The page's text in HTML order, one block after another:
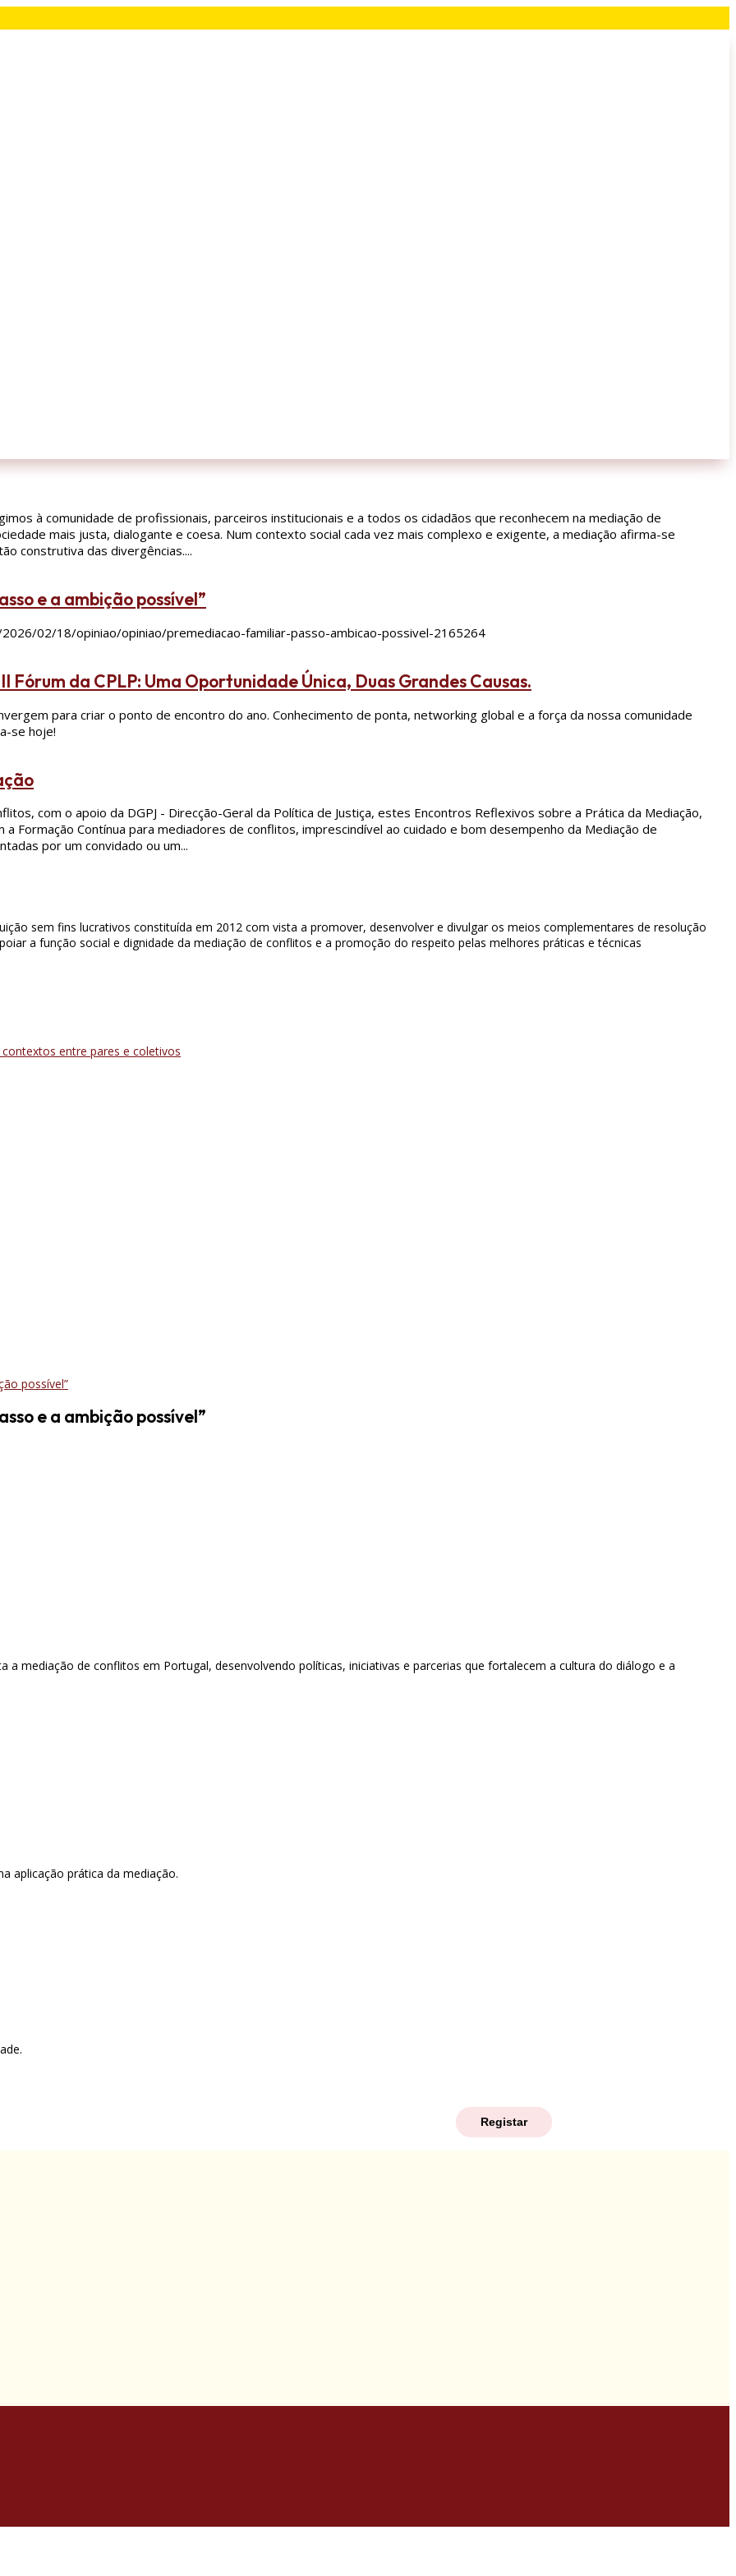
à comunidade de profissionais, parceiros institucionais e a todos os cidadãos que reconhecem na mediação de
mais justa, dialogante e coesa. Num contexto social cada vez mais complexo e exigente, a mediação afirma-se
construtiva das divergências....
e a ambição possível”
02/18/opiniao/opiniao/premediacao-familiar-passo-ambicao-possivel-2165264
da CPLP: Uma Oportunidade Única, Duas Grandes Causas.
para criar o ponto de encontro do ano. Conhecimento de ponta, networking global e a força da nossa comunidade
se hoje!
com o apoio da DGPJ - Direcção-Geral da Política de Justiça, estes Encontros Reflexivos sobre a Prática da Mediação,
Formação Contínua para mediadores de conflitos, imprescindível ao cuidado e bom desempenho da Mediação de
por um convidado ou um...
sem fins lucrativos constituída em 2012 com vista a promover, desenvolver e divulgar os meios complementares de resolução
a função social e dignidade da mediação de conflitos e a promoção do respeito pelas melhores práticas e técnicas
e a ambição possível”
mediação de conflitos em Portugal, desenvolvendo políticas, iniciativas e parcerias que fortalecem a cultura do diálogo e a
aplicação prática da mediação.
Registar